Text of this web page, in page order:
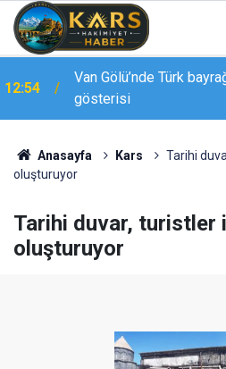
12:54
Van Gölü’nde Türk
gösterisi
Anasayfa Kars
Tarihi
oluşturuyor
Tarihi duvar, turistler
oluşturuyor